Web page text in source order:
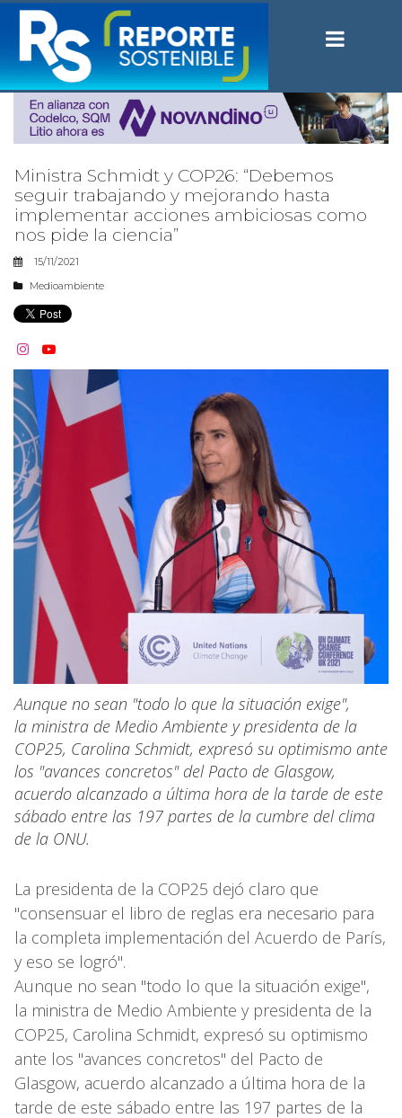
Ministra Schmidt y COP26: “Debemos
seguir trabajando y mejorando hasta
implementar acciones ambiciosas como
nos pide la ciencia”
15/11/2021
Medioambiente
 
Aunque no sean "todo lo que la situación exige",
la ministra de Medio Ambiente y presidenta de la
COP25, Carolina Schmidt, expresó su optimismo ante
los "avances concretos" del Pacto de Glasgow,
acuerdo alcanzado a última hora de la tarde de este
sábado entre las 197 partes de la cumbre del clima
de la ONU.
La presidenta de la COP25 dejó claro que
"consensuar el libro de reglas era necesario para
la completa implementación del Acuerdo de París,
y eso se logró".
Aunque no sean "todo lo que la situación exige",
la ministra de Medio Ambiente y presidenta de la
COP25, Carolina Schmidt, expresó su optimismo
ante los "avances concretos" del Pacto de
Glasgow, acuerdo alcanzado a última hora de la
tarde de este sábado entre las 197 partes de la